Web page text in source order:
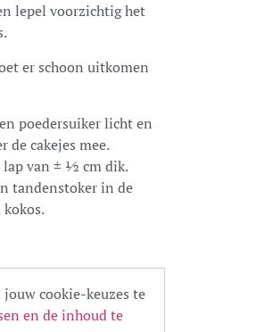
lepel voorzichtig het
er schoon uitkomen
poedersuiker licht en
de cakejes mee.
lap van ± ½ cm dik.
tandenstoker in de
cookie-keuzes te
en de inhoud te